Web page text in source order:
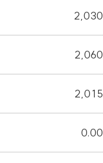
2,030
2,060
2,015
0.00